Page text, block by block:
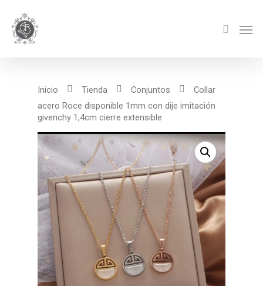
Inicio Tienda Conjuntos
Collar
acero Roce disponible 1mm con dije imitación
givenchy 1,4cm cierre extensible